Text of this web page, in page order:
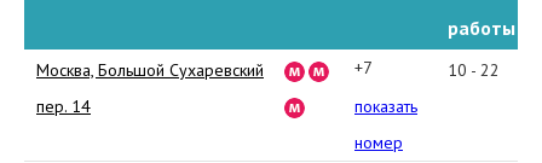
гибкая скидочная
система, огромный
работы
Москва, Большой Сухаревский
пер. 14
+7
(495)
608-
показать
номер
10 - 22